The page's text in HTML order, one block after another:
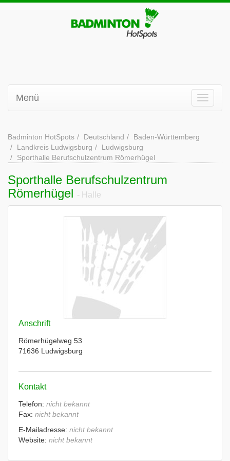
Menü
Badminton HotSpots Deutschland
Baden-Württemberg
Landkreis Ludwigsburg
Ludwigsburg
Sporthalle Berufschulzentrum Römerhügel
Sporthalle Berufschulzentrum
Römerhügel - Halle
Anschrift
Römerhügelweg 53
71636 Ludwigsburg
Kontakt
Telefon: nicht bekannt
Fax: nicht bekannt
E-Mailadresse: nicht bekannt
Website: nicht bekannt